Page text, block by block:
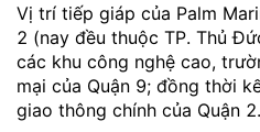
Vị trí tiếp giáp của Palm
2 (nay đều thuộc TP. Thủ
các khu công nghệ cao,
mại của Quận 9; đồng thời
giao thông chính của Quận 2.